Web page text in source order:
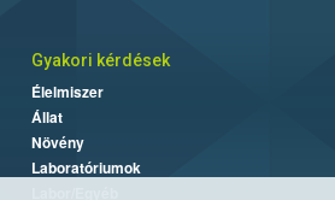
Gyakori kérdések
Élelmiszer
Állat
Növény
Laboratóriumok